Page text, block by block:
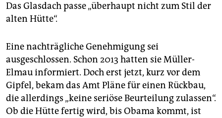
Das Glasdach passe „überhaupt nicht zum Stil der
alten Hütte“.
Eine nachträgliche Genehmigung sei
ausgeschlossen. Schon 2013 hatten sie Müller-
Elmau informiert. Doch erst jetzt, kurz vor dem
Gipfel, bekam das Amt Pläne für einen Rückbau,
die allerdings „keine seriöse Beurteilung zulassen“.
Ob die Hütte fertig wird, bis Obama kommt, ist